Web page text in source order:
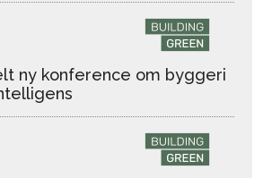
ny konference om byggeri